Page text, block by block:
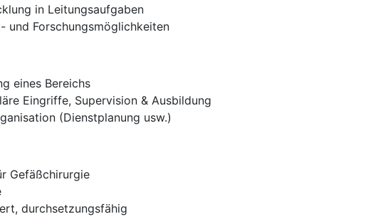
in Leitungsaufgaben
und Forschungsmöglichkeiten
eines Bereichs
Eingriffe, Supervision & Ausbildung
(Dienstplanung usw.)
Gefäßchirurgie
durchsetzungsfähig